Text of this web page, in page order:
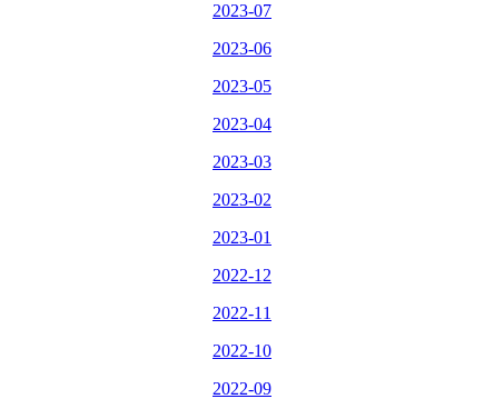
2023-07
2023-06
2023-05
2023-04
2023-03
2023-02
2023-01
2022-12
2022-11
2022-10
2022-09